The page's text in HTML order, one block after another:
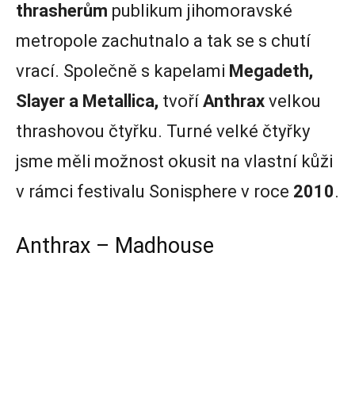
thrasherům publikum jihomoravské
metropole zachutnalo a tak se s chutí
vrací. Společně s kapelami Megadeth,
Slayer a Metallica, tvoří Anthrax velkou
thrashovou čtyřku. Turné velké čtyřky
jsme měli možnost okusit na vlastní kůži
v rámci festivalu Sonisphere v roce 2010.
Anthrax – Madhouse